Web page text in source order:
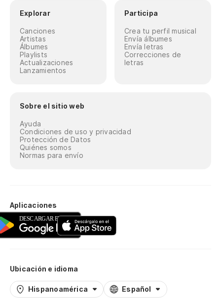
Explorar
Canciones
Artistas
Álbumes
Playlists
Actualizaciones
Lanzamientos
Participa
Crea tu perfil musical
Envía álbumes
Envía letras
Correcciones de
letras
Sobre el sitio web
Ayuda
Condiciones de uso y privacidad
Protección de Datos
Quiénes somos
Normas para envío
Aplicaciones
Ubicación e idioma
Hispanoamérica Español